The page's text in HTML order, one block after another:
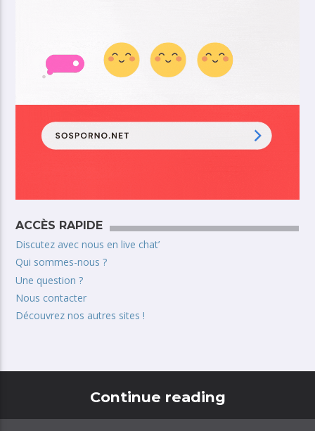
ACCÈS RAPIDE
Discutez avec nous en live chat’
Qui sommes-nous ?
Une question ?
Nous contacter
Découvrez nos autres sites !
Continue reading